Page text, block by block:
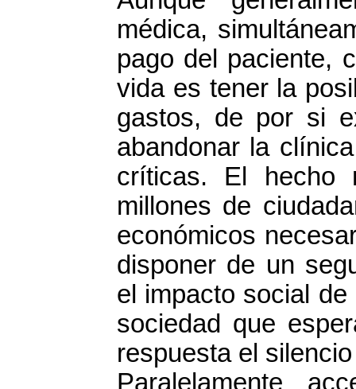
médica,
pago del paciente,
vida es tener la
gastos, de por si
abandonar la
críticas. El hecho
millones de
económicos
disponer de un
el impacto social
sociedad que
respuesta el
Paralelamente